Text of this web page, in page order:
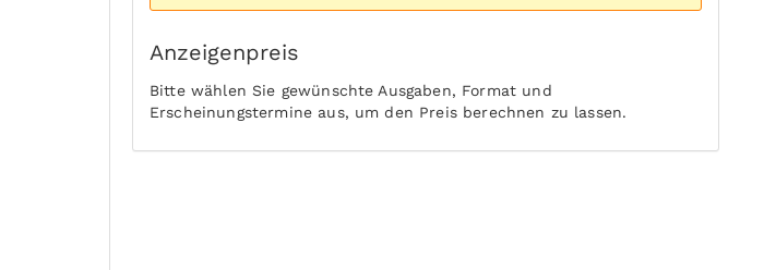
Anzeigenpreis
Bitte wählen Sie gewünschte Ausgaben, Format und
Erscheinungstermine aus, um den Preis berechnen zu lassen.